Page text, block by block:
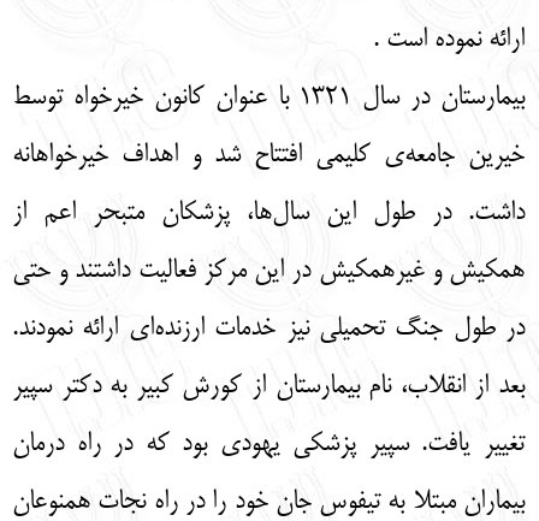
ارائه نموده است .
بیمارستان در سال ۱۳۲۱ با عنوان کانون خیرخواه توسط
خیرین جامعه‌ی کلیمی افتتاح شد و اهداف خیرخواهانه
داشت. در طول این سال‌ها، پزشکان متبحر اعم از
همکیش و غیرهمکیش در این مرکز فعالیت داشتند و حتی
در طول جنگ تحمیلی نیز خدمات ارزنده‌ای ارائه نمودند.
بعد از انقلاب، نام بیمارستان از کورش کبیر به دکتر سپیر
تغییر یافت. سپیر پزشکی یهودی بود که در راه درمان
بیماران مبتلا به تیفوس جان خود را در راه نجات همنوعان